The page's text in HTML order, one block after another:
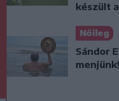
készült
Nőileg
Sándor
menjünk!